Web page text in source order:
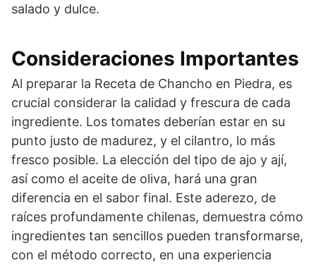
salado y dulce.
Consideraciones Importantes
Al preparar la Receta de Chancho en Piedra, es
crucial considerar la calidad y frescura de cada
ingrediente. Los tomates deberían estar en su
punto justo de madurez, y el cilantro, lo más
fresco posible. La elección del tipo de ajo y ají,
así como el aceite de oliva, hará una gran
diferencia en el sabor final. Este aderezo, de
raíces profundamente chilenas, demuestra cómo
ingredientes tan sencillos pueden transformarse,
con el método correcto, en una experiencia